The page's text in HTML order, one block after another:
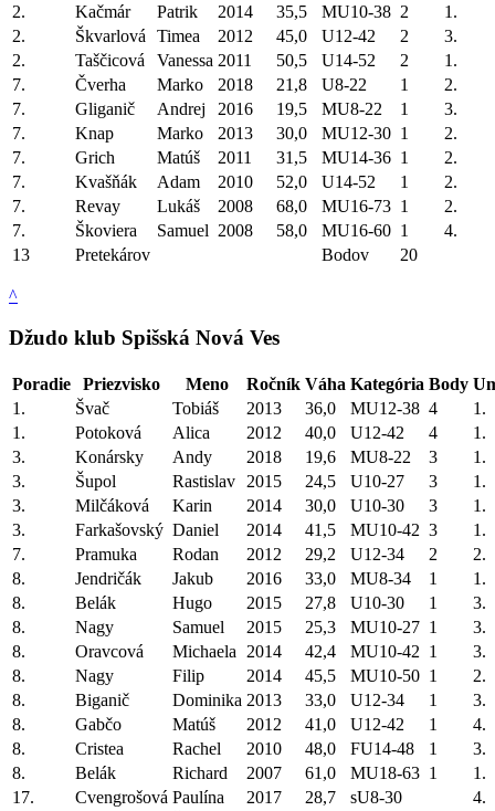
2. Kačmár Patrik 2014 35,5 MU10-38 2
1.
2.
Škvarlová Timea 2012 45,0 U12-42 2
3.
2.
Taščicová Vanessa 2011 50,5 U14-52 2
1.
7.
Čverha Marko 2018 21,8 U8-22 1
2.
7.
Gliganič Andrej 2016 19,5 MU8-22 1
3.
7.
Knap Marko 2013 30,0 MU12-30 1
2.
7.
Grich Matúš 2011 31,5 MU14-36 1
2.
7.
Kvašňák Adam 2010 52,0 U14-52 1
2.
7.
Revay Lukáš 2008 68,0 MU16-73 1
2.
7.
Škoviera Samuel 2008 58,0 MU16-60 1
4.
13
Pretekárov Bodov 20
^
Džudo klub Spišská Nová Ves
Poradie Priezvisko Meno Ročník Váha Kategória Body
1.
Švač Tobiáš 2013 36,0 MU12-38 4
1.
1.
Potoková Alica 2012 40,0 U12-42 4
1.
3.
Konársky Andy 2018 19,6 MU8-22 3
1.
3.
Šupol Rastislav 2015 24,5 U10-27 3
1.
3.
Milčáková Karin 2014 30,0 U10-30 3
1.
3.
Farkašovský Daniel 2014 41,5 MU10-42 3
1.
7.
Pramuka Rodan 2012 29,2 U12-34 2
2.
8.
Jendričák Jakub 2016 33,0 MU8-34 1
1.
8.
Belák Hugo 2015 27,8 U10-30 1
3.
8.
Nagy Samuel 2015 25,3 MU10-27 1
3.
8.
Oravcová Michaela 2014 42,4 MU10-42 1
3.
8.
Nagy Filip 2014 45,5 MU10-50 1
2.
8.
Biganič Dominika 2013 33,0 U12-34 1
3.
8.
Gabčo Matúš 2012 41,0 U12-42 1
4.
8.
Cristea Rachel 2010 48,0 FU14-48 1
3.
8.
Belák Richard 2007 61,0 MU18-63 1
1.
17.
Cvengrošová Paulína 2017 28,7 sU8-30
4.